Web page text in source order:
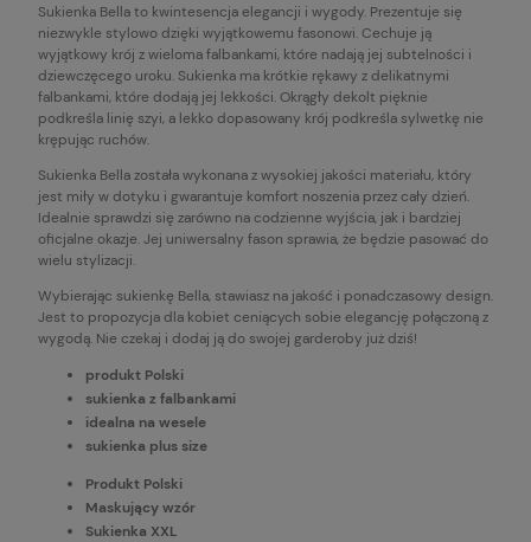
Sukienka Bella to kwintesencja elegancji i wygody. Prezentuje się
niezwykle stylowo dzięki wyjątkowemu fasonowi. Cechuje ją
wyjątkowy krój z wieloma falbankami, które nadają jej subtelności i
dziewczęcego uroku. Sukienka ma krótkie rękawy z delikatnymi
falbankami, które dodają jej lekkości. Okrągły dekolt pięknie
podkreśla linię szyi, a lekko dopasowany krój podkreśla sylwetkę nie
krępując ruchów.
Sukienka Bella została wykonana z wysokiej jakości materiału, który
jest miły w dotyku i gwarantuje komfort noszenia przez cały dzień.
Idealnie sprawdzi się zarówno na codzienne wyjścia, jak i bardziej
oficjalne okazje. Jej uniwersalny fason sprawia, że będzie pasować do
wielu stylizacji.
Wybierając sukienkę Bella, stawiasz na jakość i ponadczasowy design.
Jest to propozycja dla kobiet ceniących sobie elegancję połączoną z
wygodą. Nie czekaj i dodaj ją do swojej garderoby już dziś!
produkt Polski
sukienka z falbankami
idealna na wesele
sukienka plus size
Produkt Polski
Maskujący wzór
Sukienka XXL